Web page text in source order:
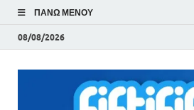
ΠΆΝΩ ΜΕΝΟΎ
08/08/2026